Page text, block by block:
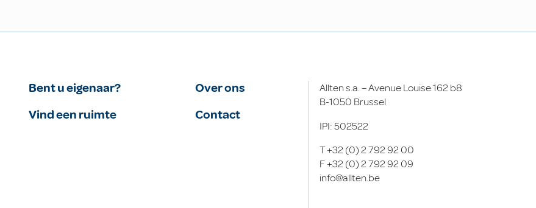
Bent u eigenaar?
Vind een ruimte
Over ons
Contact
Allten s.a. – Avenue Louise 162 b8
B-1050 Brussel
IPI: 502522
T+32 (0) 2 792 92 00
F+32 (0) 2 792 92 09
info@allten.be